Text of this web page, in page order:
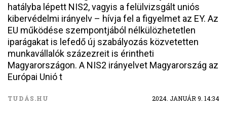
hatályba lépett NIS2, vagyis a felülvizsgált uniós
kibervédelmi irányelv – hívja fel a figyelmet az EY. Az
EU működése szempontjából nélkülözhetetlen
iparágakat is lefedő új szabályozás közvetetten
munkavállalók százezreit is érintheti
Magyarországon. A NIS2 irányelvet Magyarország az
Európai Unió t
TUDÁS.HU 2024. JANUÁR 9. 14:34